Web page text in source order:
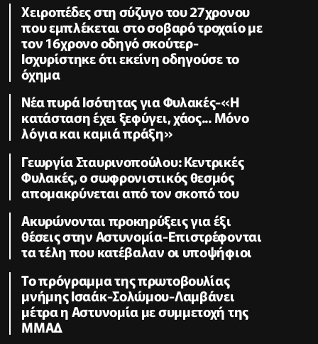
Χειροπέδες στη σύζυγο του 27χρονου
που εμπλέκεται στο σοβαρό τροχαίο με
τον 16χρονο οδηγό σκούτερ-
Ισχυρίστηκε ότι εκείνη οδηγούσε το
όχημα
Νέα πυρά Ισότητας για Φυλακές-«Η
κατάσταση έχει ξεφύγει, χάος... Μόνο
λόγια και καμιά πράξη»
Γεωργία Σταυρινοπούλου: Κεντρικές
Φυλακές, ο σωφρονιστικός θεσμός
απομακρύνεται από τον σκοπό του
Ακυρώνονται προκηρύξεις για έξι
θέσεις στην Αστυνομία-Επιστρέφονται
τα τέλη που κατέβαλαν οι υποψήφιοι
To πρόγραμμα της πρωτοβουλίας
μνήμης Ισαάκ-Σολώμου-Λαμβάνει
μέτρα η Αστυνομία με συμμετοχή της
ΜΜΑΔ